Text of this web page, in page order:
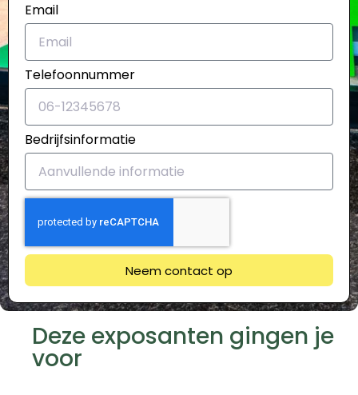
Email
Telefoonnummer
Bedrijfsinformatie
Neem contact op
Deze exposanten gingen je
voor